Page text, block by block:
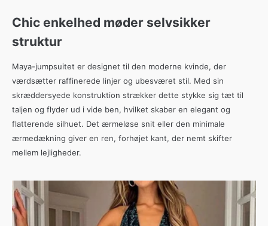
Chic enkelhed møder selvsikker
struktur
Maya-jumpsuitet er designet til den moderne kvinde, der
værdsætter raffinerede linjer og ubesværet stil. Med sin
skræddersyede konstruktion strækker dette stykke sig tæt til
taljen og flyder ud i vide ben, hvilket skaber en elegant og
flatterende silhuet. Det ærmeløse snit eller den minimale
ærmedækning giver en ren, forhøjet kant, der nemt skifter
mellem lejligheder.